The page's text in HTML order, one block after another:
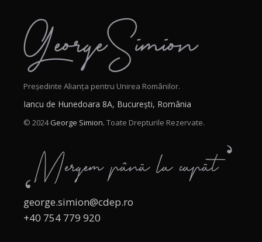
Președinte Alianța pentru Unirea Românilor.
Iancu de Hunedoara 8A, București, România
© 2024George Simion. Toate Drepturile Rezervate.
george.simion@cdep.ro
+40 754 779 920